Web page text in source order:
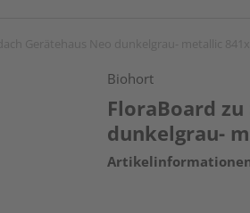
Biohort
FloraBoard
dunkelgrau-